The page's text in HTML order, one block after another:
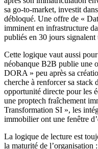
sa go-to-market, investit
débloqué. Une offre de «
imminent en infrastructure
publiés en 30 jours signalent
Cette logique vaut aussi
néobanque B2B publie une
DORA » peu après sa
cherche à renforcer sa stack
opportunité directe pour les
une proptech fraîchement
Transformation SI », les
immobilier ont une fenêtre
La logique de lecture est
la maturité de l’organisation